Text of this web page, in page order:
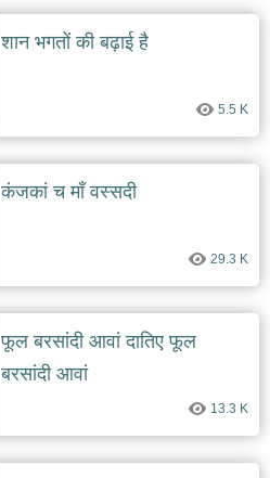
शान भगतों की बढ़ाई है
5.5 K
कंजकां च माँ वस्सदी
29.3 K
फूल बरसांदी आवां दातिए फूल
बरसांदी आवां
13.3 K